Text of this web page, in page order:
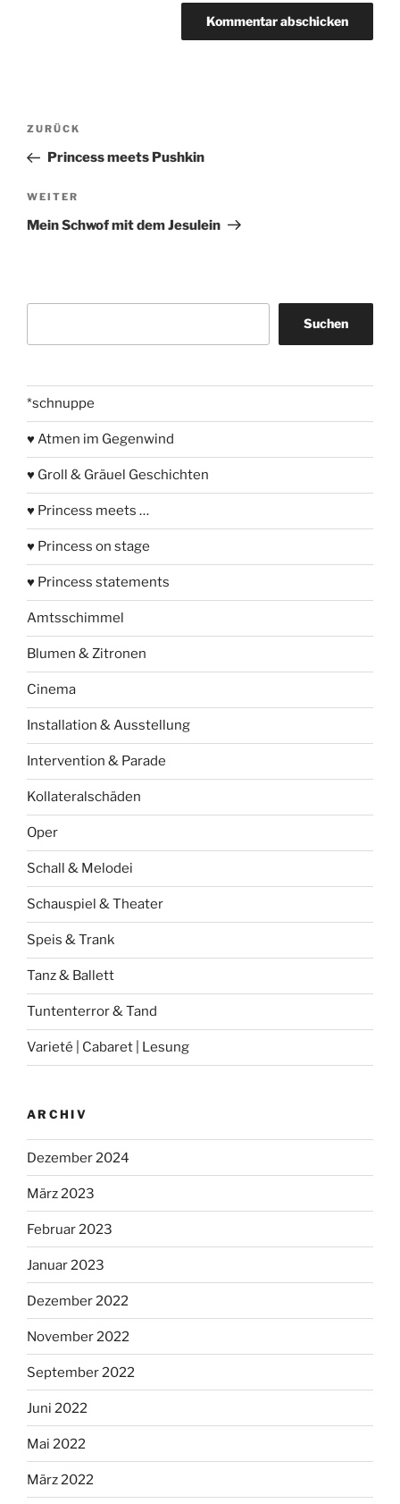
Beitragsnavigation
Vorheriger
Beitrag
ZURÜCK
Princess meets Pushkin
Nächster
Beitrag
WEITER
Mein Schwof mit dem Jesulein
Suchen
*schnuppe
♥ Atmen im Gegenwind
♥ Groll & Gräuel Geschichten
♥ Princess meets …
♥ Princess on stage
♥ Princess statements
Amtsschimmel
Blumen & Zitronen
Cinema
Installation & Ausstellung
Intervention & Parade
Kollateralschäden
Oper
Schall & Melodei
Schauspiel & Theater
Speis & Trank
Tanz & Ballett
Tuntenterror & Tand
Varieté | Cabaret | Lesung
ARCHIV
Dezember 2024
März 2023
Februar 2023
Januar 2023
Dezember 2022
November 2022
September 2022
Juni 2022
Mai 2022
März 2022